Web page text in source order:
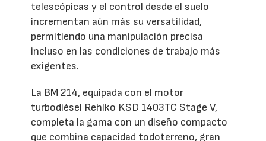
telescópicas y el control desde el suelo
incrementan aún más su versatilidad,
permitiendo una manipulación precisa
incluso en las condiciones de trabajo más
exigentes.
La BM 214, equipada con el motor
turbodiésel Rehlko KSD 1403TC Stage V,
completa la gama con un diseño compacto
que combina capacidad todoterreno, gran